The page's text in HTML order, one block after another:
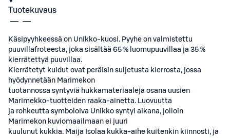
Tuotekuvaus
Käsipyyhkeessä on Unikko-kuosi. Pyyhe on valmistettu
puuvillafroteesta, joka sisältää 65 % luomupuuvillaa ja 35 %
kierrätettyä puuvillaa.
Kierrätetyt kuidut ovat peräisin suljetusta kierrosta, jossa
hyödynnetään Marimekon
tuotannossa syntyviä hukkamateriaaleja osana uusien
Marimekko-tuotteiden raaka-ainetta. Luovuutta
ja rohkeutta symboloiva Unikko syntyi aikana, jolloin
Marimekon kuviomaailmaan ei juuri
kuulunut kukkia. Maija Isolaa kukka-aihe kuitenkin kiinnosti, ja